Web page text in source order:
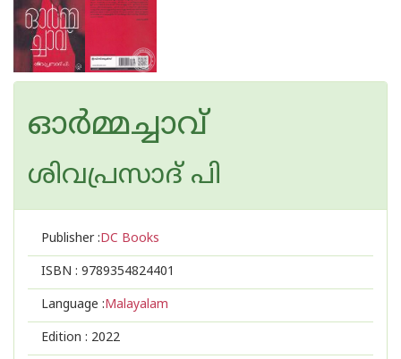
ഓര്‍മ്മച്ചാവ്
ശിവപ്രസാദ് പി
Publisher :DC Books
ISBN : 9789354824401
Language :Malayalam
Edition : 2022